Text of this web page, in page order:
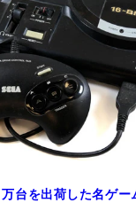
台を出荷した名ゲー